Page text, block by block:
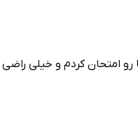
امتحان کردم و خیلی راضی